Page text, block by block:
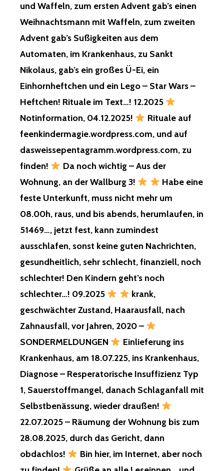
DIE
ANDEREN
FEENKI,
ELFENKI,
ZWERGENKI,
COMICKI,
FÜR
ANDEREN
ARME…,
FREI
BIS
GNADE
MICH
IN
RUHE!
DAS
KINDERN,
WÄHREND
IHRER
und Waffeln, zum ersten Advent gab’s einen
Weihnachtsmann mit Waffeln, zum zweiten
Advent gab’s Sußigkeiten aus dem
Automaten, im Krankenhaus, zu Sankt
Nikolaus, gab’s ein großes Ü-Ei, ein
Einhornheftchen und ein Lego – Star Wars –
Heftchen! Rituale im Text…! 12.2025
Notinformation, 04.12.2025!
Rituale auf
feenkindermagie.wordpress.com, und auf
dasweissepentagramm.wordpress.com, zu
finden!
Da noch wichtig – Aus der
Wohnung, an der Wallburg 3!
Habe eine
feste Unterkunft, muss nicht mehr um
08.00h, raus, und bis abends, herumlaufen, in
51469…, jetzt fest, kann zumindest
ausschlafen, sonst keine guten Nachrichten,
gesundheitlich, sehr schlecht, finanziell, noch
schlechter! Den Kindern geht’s noch
schlechter…! 09.2025
krank,
geschwächter Zustand, Haarausfall, nach
Zahnausfall, vor Jahren, 2020 –
SONDERMELDUNGEN
Einlieferung ins
Krankenhaus, am 18.07.225, ins Krankenhaus,
Diagnose – Resperatorische Insuffizienz Typ
1, Sauerstoffmangel, danach Schlaganfall mit
Selbstbenässung, wieder draußen!
22.07.2025 – Räumung der Wohnung bis zum
28.08.2025, durch das Gericht, dann
obdachlos!
Bin hier, im Internet, aber noch